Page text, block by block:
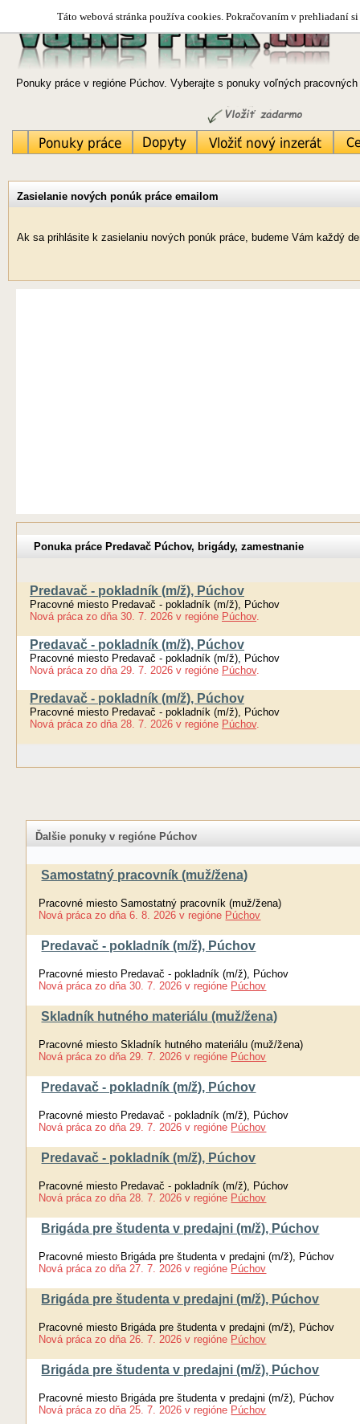
Táto webová stránka používa cookies. Pokračovaním v prehliadaní
Ponuky práce v regióne Púchov. Vyberajte s ponuky voľných
Zasielanie nových ponúk práce emailom
Ak sa prihlásite k zasielaniu nových ponúk práce, budeme Vám každý
Ponuka práce Predavač Púchov, brigády, zamestnanie
Predavač - pokladník (m/ž), Púchov
Pracovné miesto Predavač - pokladník (m/ž), Púchov
Nová práca zo dňa 30. 7. 2026 v regióne Púchov.
Predavač - pokladník (m/ž), Púchov
Pracovné miesto Predavač - pokladník (m/ž), Púchov
Nová práca zo dňa 29. 7. 2026 v regióne Púchov.
Predavač - pokladník (m/ž), Púchov
Pracovné miesto Predavač - pokladník (m/ž), Púchov
Nová práca zo dňa 28. 7. 2026 v regióne Púchov.
Ďalšie ponuky v regióne Púchov
Samostatný pracovník (muž/žena)
Pracovné miesto Samostatný pracovník (muž/žena)
Nová práca zo dňa 6. 8. 2026 v regióne Púchov
Predavač - pokladník (m/ž), Púchov
Pracovné miesto Predavač - pokladník (m/ž), Púchov
Nová práca zo dňa 30. 7. 2026 v regióne Púchov
Skladník hutného materiálu (muž/žena)
Pracovné miesto Skladník hutného materiálu (muž/žena)
Nová práca zo dňa 29. 7. 2026 v regióne Púchov
Predavač - pokladník (m/ž), Púchov
Pracovné miesto Predavač - pokladník (m/ž), Púchov
Nová práca zo dňa 29. 7. 2026 v regióne Púchov
Predavač - pokladník (m/ž), Púchov
Pracovné miesto Predavač - pokladník (m/ž), Púchov
Nová práca zo dňa 28. 7. 2026 v regióne Púchov
Brigáda pre študenta v predajni (m/ž), Púchov
Pracovné miesto Brigáda pre študenta v predajni (m/ž), Púchov
Nová práca zo dňa 27. 7. 2026 v regióne Púchov
Brigáda pre študenta v predajni (m/ž), Púchov
Pracovné miesto Brigáda pre študenta v predajni (m/ž), Púchov
Nová práca zo dňa 26. 7. 2026 v regióne Púchov
Brigáda pre študenta v predajni (m/ž), Púchov
Pracovné miesto Brigáda pre študenta v predajni (m/ž), Púchov
Nová práca zo dňa 25. 7. 2026 v regióne Púchov